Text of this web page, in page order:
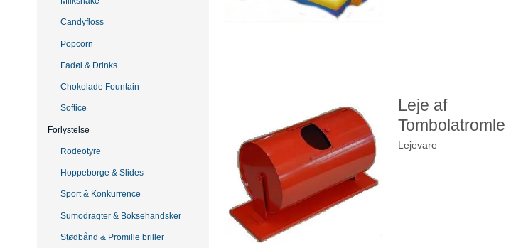
Candyfloss
Popcorn
Fadøl & Drinks
Chokolade Fountain
Softice
Forlystelse
Rodeotyre
Hoppeborge & Slides
Sport & Konkurrence
Sumodragter & Boksehandsker
Stødbånd & Promille briller
Leje af
Tombolatromle
Lejevare